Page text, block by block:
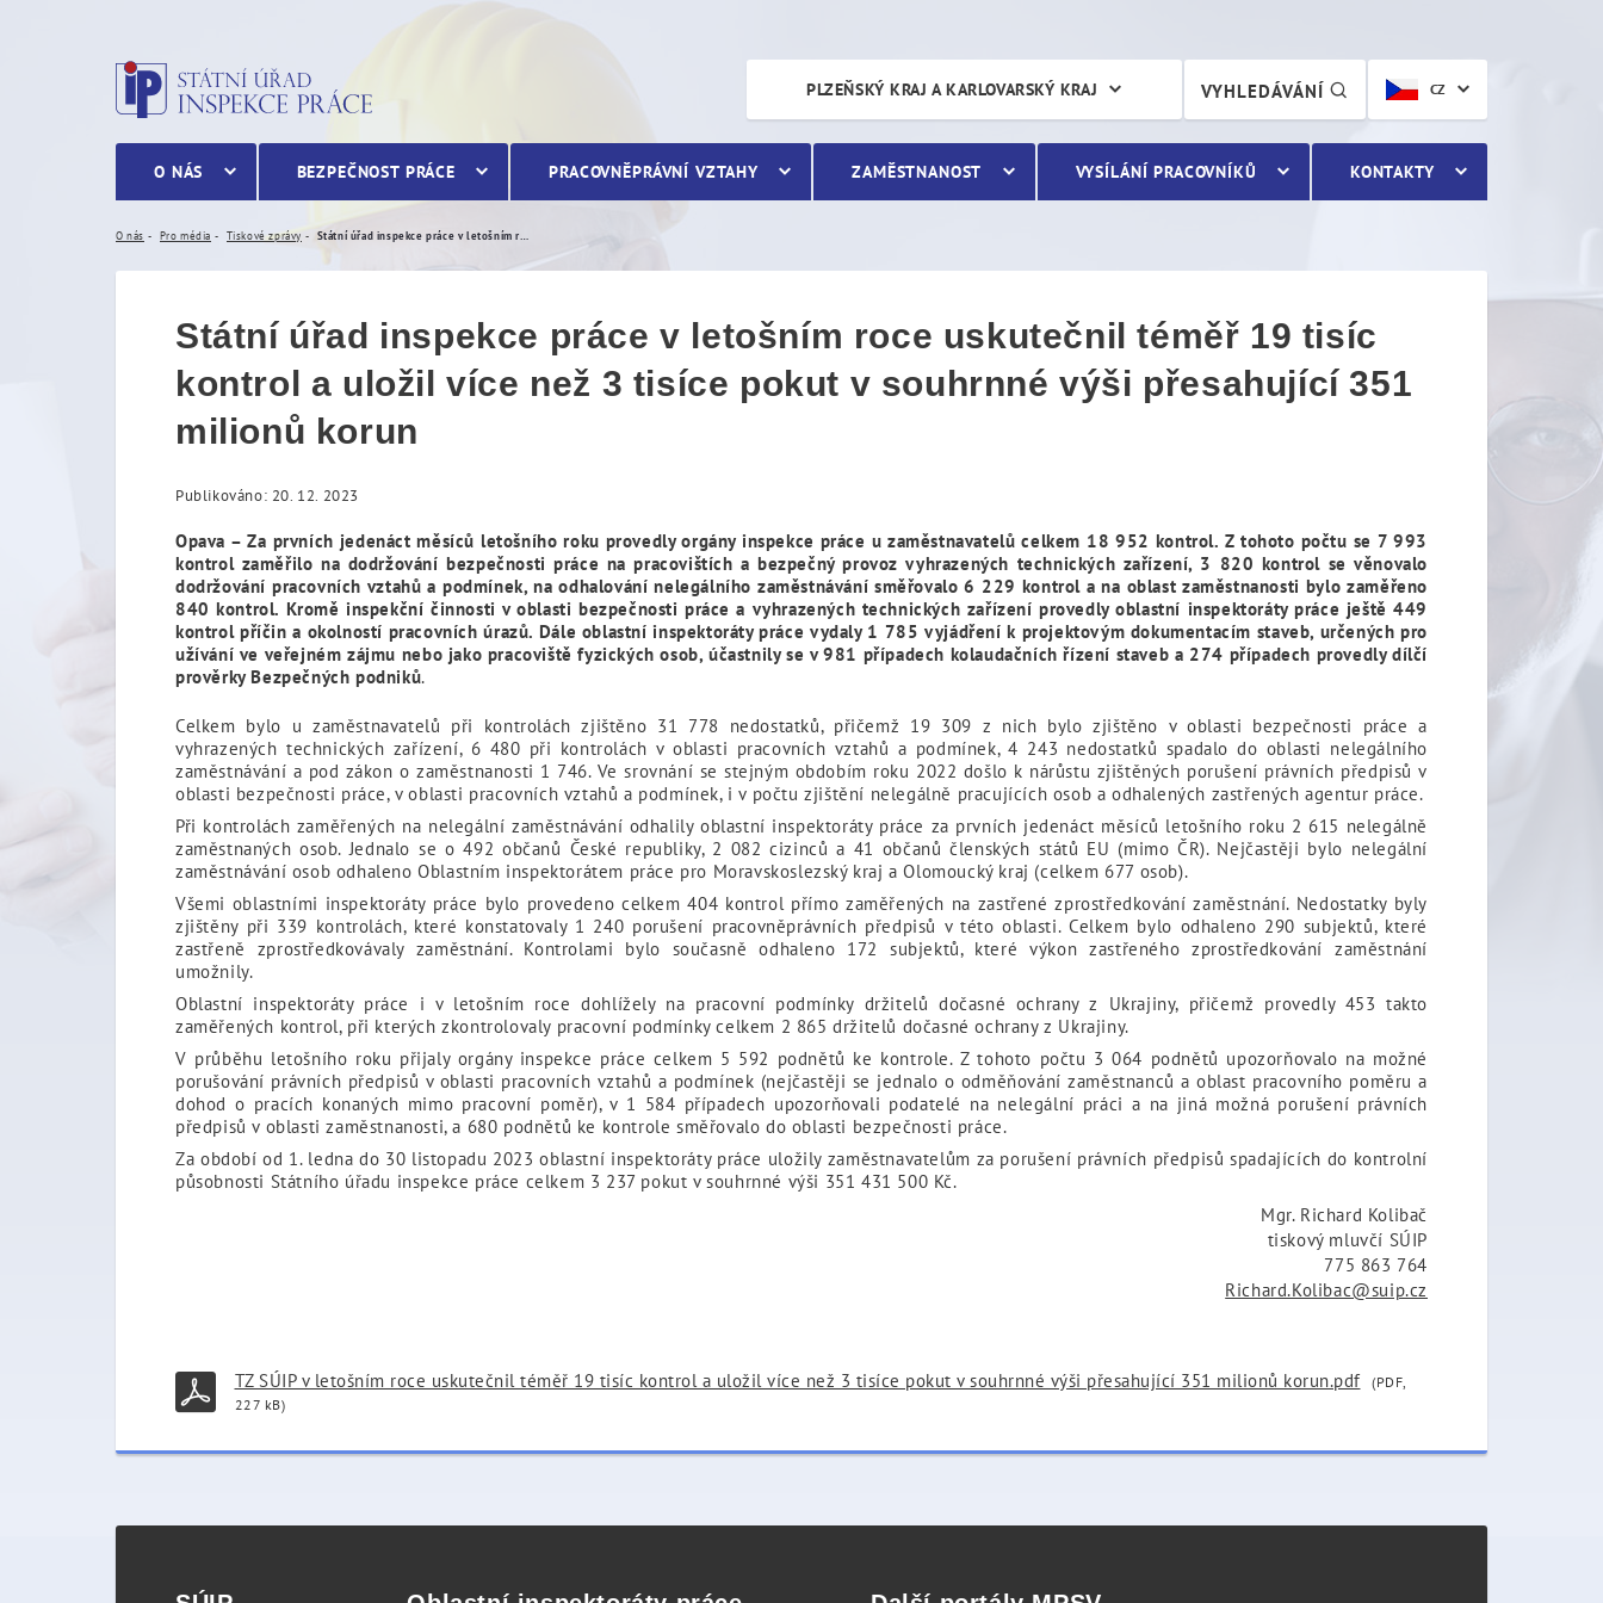
Státní úřad inspekce práce v letošním roce uskutečnil téměř 19 tisíc kontrol
CZ
VYHLEDÁVÁNÍ
PLZEŇSKÝ KRAJ A KARLOVARSKÝ KRAJ
O NÁS BEZPEČNOST PRÁCE PRACOVNĚPRÁVNÍ VZTAHY ZAMĚSTNANOST VYSÍLÁNÍ PRACOVNÍKŮ KONTAKTY
O nás Pro média Tiskové zprávy
Státní úřad inspekce práce v letošním roce uskutečnil téměř 19 tisíc
kontrol a uložil více než 3 tisíce pokut v souhrnné výši přesahující 351
milionů korun
Publikováno: 20. 12. 2023
Opava – Za prvních jedenáct měsíců letošního roku provedly orgány inspekce práce u zaměstnavatelů celkem 18 952 kontrol. Z tohoto počtu se 7 993
kontrol zaměřilo na dodržování bezpečnosti práce na pracovištích a bezpečný provoz vyhrazených technických zařízení, 3 820 kontrol se věnovalo
dodržování pracovních vztahů a podmínek, na odhalování nelegálního zaměstnávání směřovalo 6 229 kontrol a na oblast zaměstnanosti bylo zaměřeno
840 kontrol. Kromě inspekční činnosti v oblasti bezpečnosti práce a vyhrazených technických zařízení provedly oblastní inspektoráty práce ještě 449
kontrol příčin a okolností pracovních úrazů. Dále oblastní inspektoráty práce vydaly 1 785 vyjádření k projektovým dokumentacím staveb, určených pro
užívání ve veřejném zájmu nebo jako pracoviště fyzických osob, účastnily se v 981 případech kolaudačních řízení staveb a 274 případech provedly dílčí
prověrky Bezpečných podniků.
Celkem bylo u zaměstnavatelů při kontrolách zjištěno 31 778 nedostatků, přičemž 19 309 z nich bylo zjištěno v oblasti bezpečnosti práce a
vyhrazených technických zařízení, 6 480 při kontrolách v oblasti pracovních vztahů a podmínek, 4 243 nedostatků spadalo do oblasti nelegálního
zaměstnávání a pod zákon o zaměstnanosti 1 746. Ve srovnání se stejným obdobím roku 2022 došlo k nárůstu zjištěných porušení právních předpisů v
oblasti bezpečnosti práce, v oblasti pracovních vztahů a podmínek, i v počtu zjištění nelegálně pracujících osob a odhalených zastřených agentur práce.
Při kontrolách zaměřených na nelegální zaměstnávání odhalily oblastní inspektoráty práce za prvních jedenáct měsíců letošního roku 2 615 nelegálně
zaměstnaných osob. Jednalo se o 492 občanů České republiky, 2 082 cizinců a 41 občanů členských států EU (mimo ČR). Nejčastěji bylo nelegální
zaměstnávání osob odhaleno Oblastním inspektorátem práce pro Moravskoslezský kraj a Olomoucký kraj (celkem 677 osob).
Všemi oblastními inspektoráty práce bylo provedeno celkem 404 kontrol přímo zaměřených na zastřené zprostředkování zaměstnání. Nedostatky byly
zjištěny při 339 kontrolách, které konstatovaly 1 240 porušení pracovněprávních předpisů v této oblasti. Celkem bylo odhaleno 290 subjektů, které
zastřeně zprostředkovávaly zaměstnání. Kontrolami bylo současně odhaleno 172 subjektů, které výkon zastřeného zprostředkování zaměstnání
umožnily.
Oblastní inspektoráty práce i v letošním roce dohlížely na pracovní podmínky držitelů dočasné ochrany z Ukrajiny, přičemž provedly 453 takto
zaměřených kontrol, při kterých zkontrolovaly pracovní podmínky celkem 2 865 držitelů dočasné ochrany z Ukrajiny.
V průběhu letošního roku přijaly orgány inspekce práce celkem 5 592 podnětů ke kontrole. Z tohoto počtu 3 064 podnětů upozorňovalo na možné
porušování právních předpisů v oblasti pracovních vztahů a podmínek (nejčastěji se jednalo o odměňování zaměstnanců a oblast pracovního poměru a
dohod o pracích konaných mimo pracovní poměr), v 1 584 případech upozorňovali podatelé na nelegální práci a na jiná možná porušení právních
předpisů v oblasti zaměstnanosti, a 680 podnětů ke kontrole směřovalo do oblasti bezpečnosti práce.
Za období od 1. ledna do 30 listopadu 2023 oblastní inspektoráty práce uložily zaměstnavatelům za porušení právních předpisů spadajících do kontrolní
působnosti Státního úřadu inspekce práce celkem 3 237 pokut v souhrnné výši 351 431 500 Kč.
Mgr. Richard Kolibač
tiskový mluvčí SÚIP
775 863 764
Richard.Kolibac@suip.cz
TZ SÚIP v letošním roce uskutečnil téměř 19 tisíc kontrol a uložil více než 3 tisíce pokut v souhrnné výši přesahující 351 milionů korun.pdf
(PDF,
227 kB)